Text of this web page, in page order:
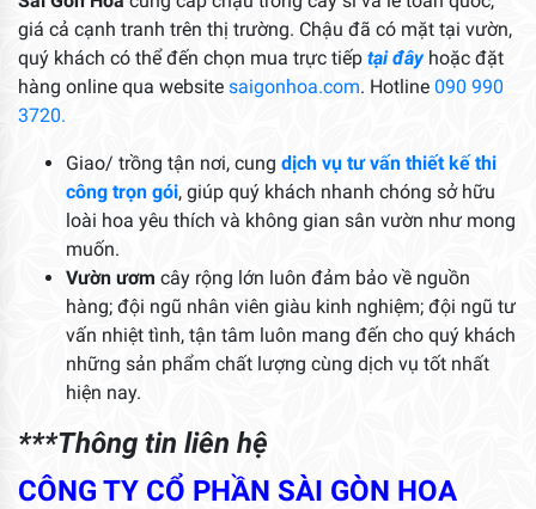
giá cả cạnh tranh trên thị trường. Chậu đã có mặt tại vườn,
quý khách có thể đến chọn mua trực tiếp tại đâyhoặc đặt
hàng online qua website saigonhoa.com. Hotline 090 990
3720.
Giao/ trồng tận nơi, cung dịch vụ tư vấn thiết kế thi
công trọn gói, giúp quý khách nhanh chóng sở hữu
loài hoa yêu thích và không gian sân vườn như mong
muốn.
Vườn ươm cây rộng lớn luôn đảm bảo về nguồn
hàng; đội ngũ nhân viên giàu kinh nghiệm; đội ngũ tư
vấn nhiệt tình, tận tâm luôn mang đến cho quý khách
những sản phẩm chất lượng cùng dịch vụ tốt nhất
hiện nay.
***Thông tin liên hệ
CÔNG TY CỔ PHẦN SÀI GÒN HOA